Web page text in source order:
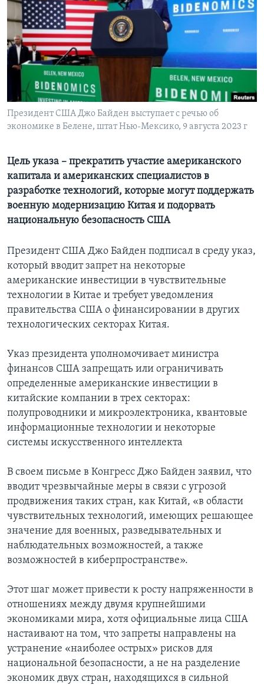
Learning English
СОЦИАЛЬНЫЕ СЕТИ
Президент США Джо Байден выступает с речью об
экономике в Белене, штат Нью-Мексико, 9 августа 2023 г
Цель указа – прекратить участие американского
капитала и американских специалистов в
разработке технологий, которые могут поддержать
военную модернизацию Китая и подорвать
национальную безопасность США
Президент США Джо Байден подписал в среду указ,
который вводит запрет на некоторые
американские инвестиции в чувствительные
технологии в Китае и требует уведомления
правительства CША о финансировании в других
технологических секторах Китая.
Указ президента уполномочивает министра
финансов США запрещать или ограничивать
определенные американские инвестиции в
китайские компании в трех секторах:
полупроводники и микроэлектроника, квантовые
информационные технологии и некоторые
системы искусственного интеллекта
В своем письме в Конгресс Джо Байден заявил, что
вводит чрезвычайные меры в связи с угрозой
продвижения таких стран, как Китай, «в области
чувствительных технологий, имеющих решающее
значение для военных, разведывательных и
наблюдательных возможностей, а также
возможностей в киберпространстве».
Этот шаг может привести к росту напряженности в
отношениях между двумя крупнейшими
экономиками мира, хотя официальные лица США
настаивают на том, что запреты направлены на
устранение «наиболее острых» рисков для
национальной безопасности, а не на разделение
экономик двух стран, находящихся в сильной